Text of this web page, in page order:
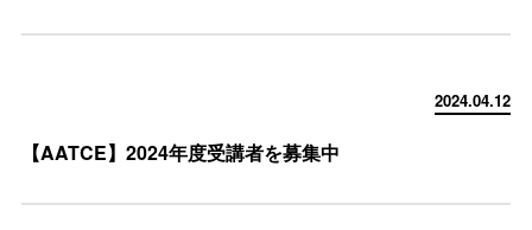
2024.04.12
【AATCE】2024年度受講者を募集中